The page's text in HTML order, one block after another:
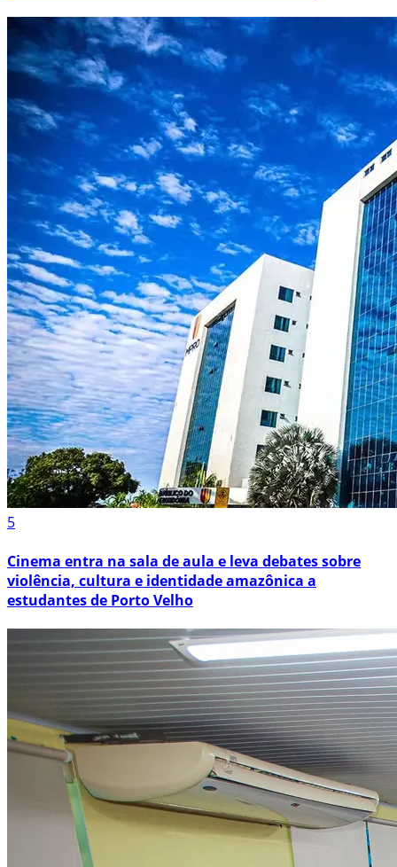
5
Cinema entra na sala de aula e leva debates sobre
violência, cultura e identidade amazônica a
estudantes de Porto Velho